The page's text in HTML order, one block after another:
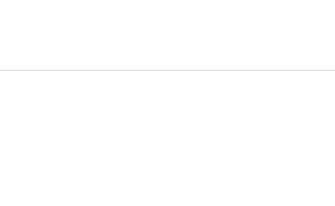
schaffen sie stimmungsvolles